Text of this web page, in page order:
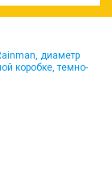
диаметр
коробке, темно-